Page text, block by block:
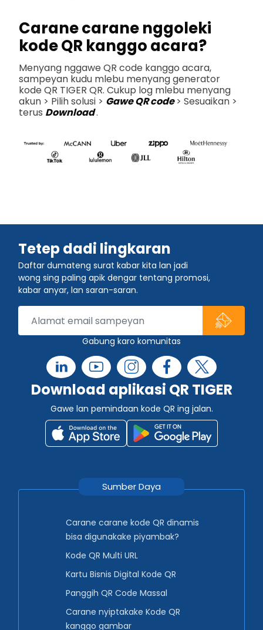
Carane carane nggoleki
kode QR kanggo acara?
Menyang nggawe QR code kanggo acara,
sampeyan kudu mlebu menyang generator
kode QR TIGER QR. Cukup log mlebu menyang
akun > Pilih solusi > Gawe QR code> Sesuaikan >
terus Download.
Tetep dadi lingkaran
Daftar dumateng surat kabar kita lan jadi
wong sing paling apik dengar tentang promosi,
kabar anyar, lan saran-saran.
Gabung karo komunitas
Download aplikasi QR TIGER
Gawe lan pemindaan kode QR ing jalan.
Sumber Daya
Carane carane kode QR dinamis
bisa digunakake piyambak?
Kode QR Multi URL
Kartu Bisnis Digital Kode QR
Panggih QR Code Massal
Carane nyiptakake Kode QR
kanggo gambar